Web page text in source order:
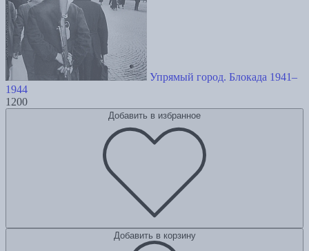
Упрямый город. Блокада 1941–
1944
1200
Добавить в избранное
Добавить в корзину